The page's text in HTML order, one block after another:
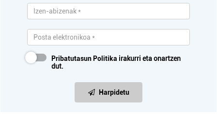
Pribatutasun Politika irakurri eta onartzen
dut.
Harpidetu